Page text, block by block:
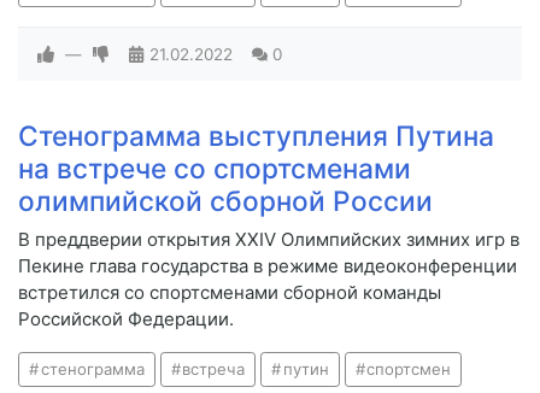
— 21.02.2022 0
Стенограмма выступления Путина
на встрече со спортсменами
олимпийской сборной России
В преддверии открытия XXIV Олимпийских зимних игр в
Пекине глава государства в режиме видеоконференции
встретился со спортсменами сборной команды
Российской Федерации.
стенограмма встреча путин спортсмен